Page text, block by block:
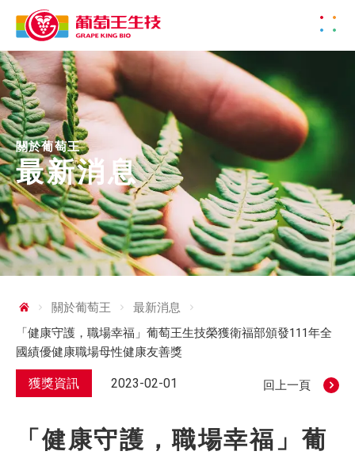
關於葡萄王
最新消息
關於葡萄王
最新消息
「健康守護，職場幸福」葡萄王生技榮獲衛福部頒發111年全
國績優健康職場母性健康友善獎
獲獎資訊 2023-02-01 回上一頁
「健康守護，職場幸福」葡